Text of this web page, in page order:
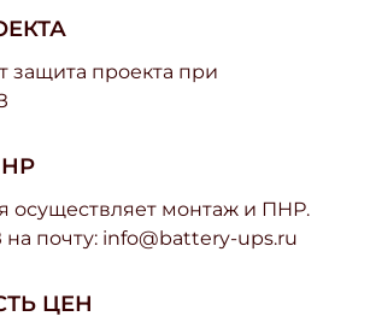
защита проекта при
осуществляет монтаж и ПНР.
почту: info@battery-ups.ru
ЦЕН